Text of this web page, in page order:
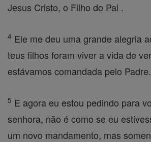
Jesus Cristo, o Filho do Pai .
4 Ele me deu uma grande alegria
teus filhos foram viver a vida de
estávamos comandada pelo Padre.
5 E agora eu estou pedindo para
senhora, não é como se eu
um novo mandamento, mas